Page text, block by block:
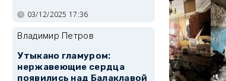
03/12/2025 17:36
Владимир Петров
Утыкано гламуром:
нержавеющие сердца
появились над Балаклавой